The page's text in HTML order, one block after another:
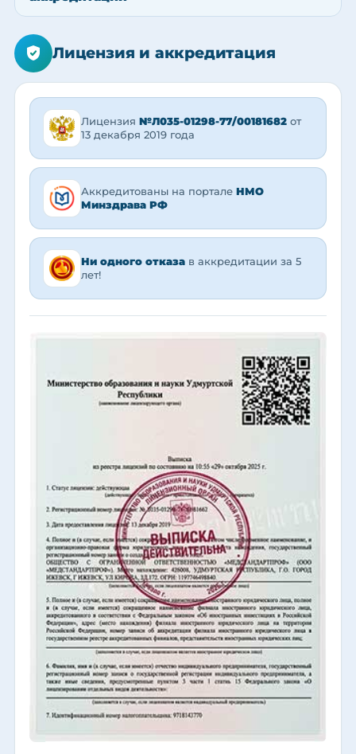
Лицензия и аккредитация
Лицензия №Л035-01298-77/00181682 от
13 декабря 2019 года
Аккредитованы на портале НМО
Минздрава РФ
Ни одного отказа в аккредитации за 5
лет!